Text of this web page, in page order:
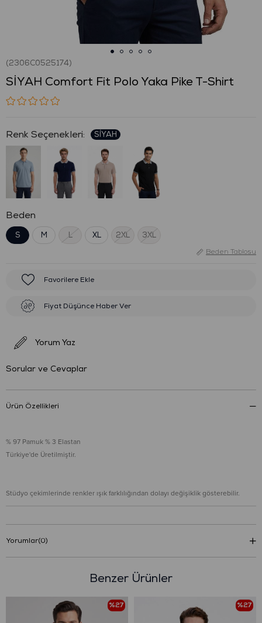
(2306C0525174)
SİYAH Comfort Fit Polo Yaka Pike T-Shirt
:
Beden
S M L XL 2XL 3XL
Beden Tablosu
Favorilere Ekle
Fiyat Düşünce Haber Ver
Yorum Yaz
Sorular ve Cevaplar
Ürün Özellikleri
% 97 Pamuk % 3 Elastan
Türkiye'de Üretilmiştir.
Stüdyo çekimlerinde renkler ışık farklılığından dolayı değişiklik gösterebilir.
Yorumlar(0)
Benzer Ürünler
%27 %27